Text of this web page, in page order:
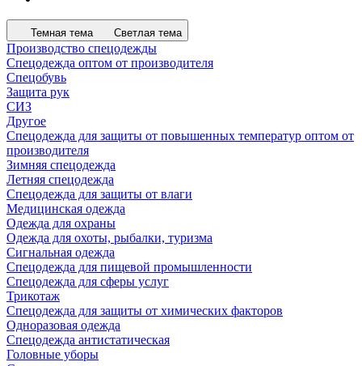
Темная тема Светлая тема
Производство спецодежды
Спецодежда оптом от производителя
Спецобувь
Защита рук
СИЗ
Другое
Спецодежда для защиты от повышенных температур оптом от
производителя
Зимняя спецодежда
Летняя спецодежда
Спецодежда для защиты от влаги
Медицинская одежда
Одежда для охраны
Одежда для охоты, рыбалки, туризма
Сигнальная одежда
Спецодежда для пищевой промышленности
Спецодежда для сферы услуг
Трикотаж
Спецодежда для защиты от химических факторов
Одноразовая одежда
Спецодежда антистатическая
Головные уборы